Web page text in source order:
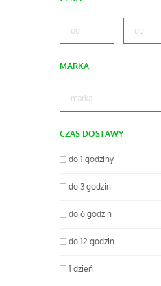
MARKA
CZAS DOSTAWY
do 1 godziny
do 3 godzin
do 6 godzin
do 12 godzin
1 dzień